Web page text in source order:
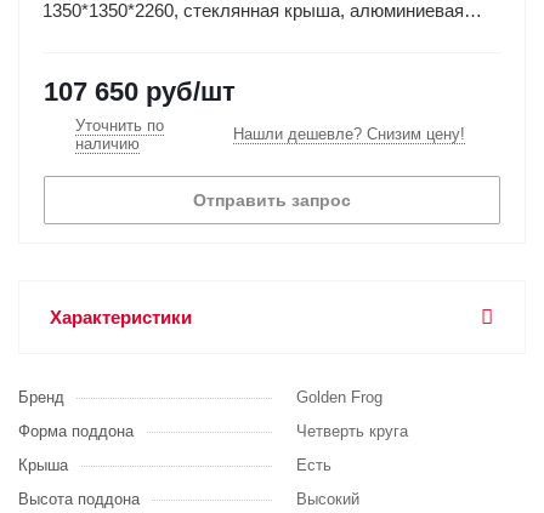
1350*1350*2260, стеклянная крыша, алюминиевая
107 650 руб/шт
Уточнить по
наличию
Нашли дешевле? Снизим цену!
Отправить запрос
Характеристики
Бренд
Golden Frog
Форма поддона
Четверть круга
Крыша
Есть
Высота поддона
Высокий